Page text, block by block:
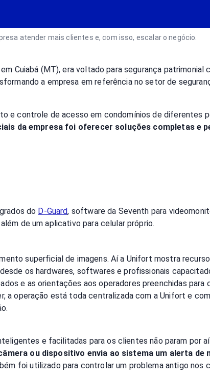
atender mais clientes e, com isso, escalar o negócio.
Cuiabá (MT), era voltado para segurança patrimonial
a empresa em referência no setor de
e controle de acesso em condomínios de diferentes
da empresa foi oferecer soluções completas e
do D-Guard, software da Seventh para
de um aplicativo para celular próprio.
superficial de imagens. Aí a Unifort mostra
os hardwares, softwares e profissionais
e as orientações aos operadores preenchidas para
a operação está toda centralizada com a Unifort e
e facilitadas para os clientes não param por
ou dispositivo envia ao sistema um alerta de
foi utilizado para controlar um problema antigo nos